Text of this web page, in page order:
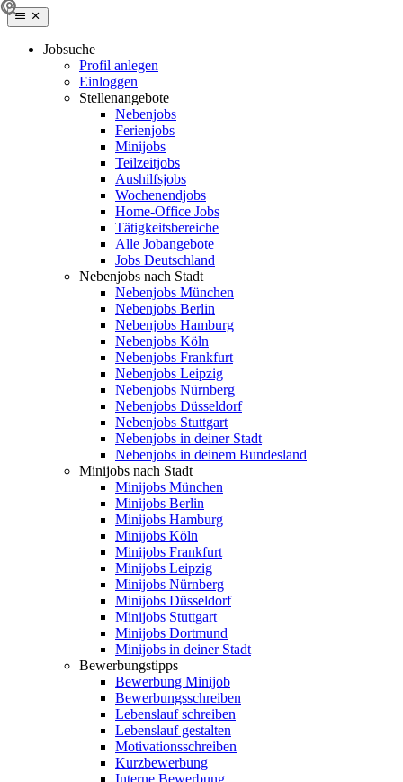
Jobsuche
Profil anlegen
Einloggen
Stellenangebote
Nebenjobs
Ferienjobs
Minijobs
Teilzeitjobs
Aushilfsjobs
Wochenendjobs
Home-Office Jobs
Tätigkeitsbereiche
Alle Jobangebote
Jobs Deutschland
Nebenjobs nach Stadt
Nebenjobs München
Nebenjobs Berlin
Nebenjobs Hamburg
Nebenjobs Köln
Nebenjobs Frankfurt
Nebenjobs Leipzig
Nebenjobs Nürnberg
Nebenjobs Düsseldorf
Nebenjobs Stuttgart
Nebenjobs in deiner Stadt
Nebenjobs in deinem Bundesland
Minijobs nach Stadt
Minijobs München
Minijobs Berlin
Minijobs Hamburg
Minijobs Köln
Minijobs Frankfurt
Minijobs Leipzig
Minijobs Nürnberg
Minijobs Düsseldorf
Minijobs Stuttgart
Minijobs Dortmund
Minijobs in deiner Stadt
Bewerbungstipps
Bewerbung Minijob
Bewerbungsschreiben
Lebenslauf schreiben
Lebenslauf gestalten
Motivationsschreiben
Kurzbewerbung
Interne Bewerbung